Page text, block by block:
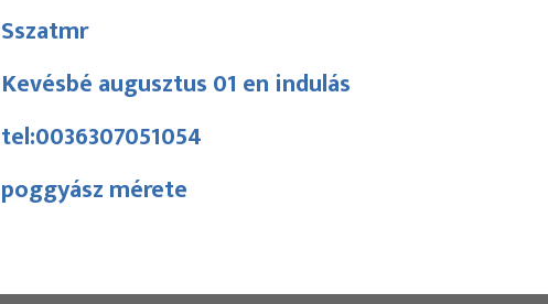
Sszatmr
Kevésbé augusztus 01 en indulás
tel:0036307051054
poggyász mérete